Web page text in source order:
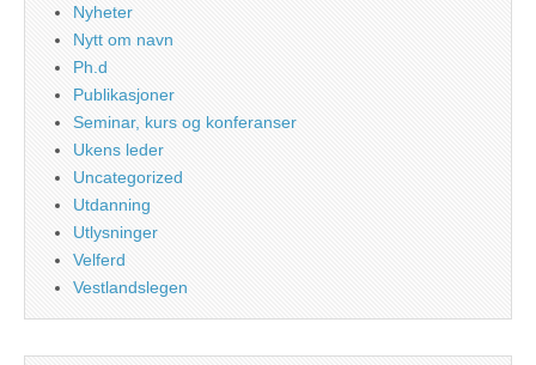
Nyheter
Nytt om navn
Ph.d
Publikasjoner
Seminar, kurs og konferanser
Ukens leder
Uncategorized
Utdanning
Utlysninger
Velferd
Vestlandslegen